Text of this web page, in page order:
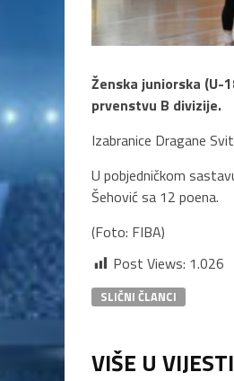
Ženska juniorska (U-
prvenstvu B divizije.
Izabranice Dragane
U pobjedničkom
Šehović sa 12 poena.
(Foto: FIBA)
Post Views: 1.026
SLIČNI ČLANCI
VIŠE U